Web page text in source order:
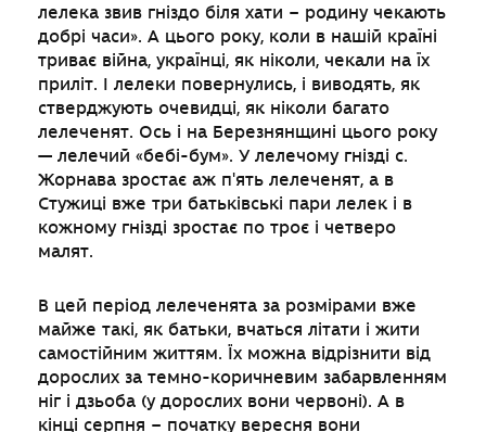
лелека звив гніздо біля хати – родину чекають
добрі часи». А цього року, коли в нашій країні
триває війна, українці, як ніколи, чекали на їх
приліт. І лелеки повернулись, і виводять, як
стверджують очевидці, як ніколи багато
лелеченят. Ось і на Березнянщині цього року
— лелечий «бебі-бум». У лелечому гнізді с.
Жорнава зростає аж п'ять лелеченят, а в
Стужиці вже три батьківські пари лелек і в
кожному гнізді зростає по троє і четверо
малят.
В цей період лелеченята за розмірами вже
майже такі, як батьки, вчаться літати і жити
самостійним життям. Їх можна відрізнити від
дорослих за темно-коричневим забарвленням
ніг і дзьоба (у дорослих вони червоні). А в
кінці серпня – початку вересня вони